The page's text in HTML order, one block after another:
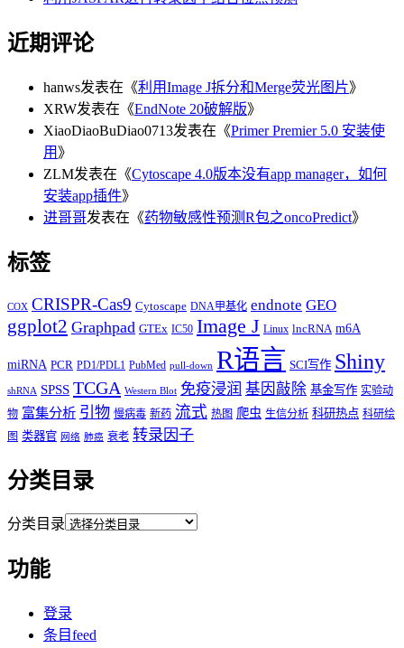
近期评论
hanws发表在《利用Image J拆分和Merge荧光图片》
XRW发表在《EndNote 20破解版》
XiaoDiaoBuDiao0713发表在《Primer Premier 5.0 安装使
用 》
ZLM发表在《Cytoscape 4.0版本没有app manager，如何
安装app插件》
进哥哥发表在《药物敏感性预测R包之oncoPredict》
标签
COX CRISPR-Cas9 Cytoscape DNA甲基化 endnote GEO
ggplot2 Graphpad GTEx IC50 Image J Linux lncRNA m6A
miRNA PCR PD1/PDL1 PubMed pull-down R语言 SCI写作 Shiny
shRNA SPSS TCGA Western Blot 免疫浸润 基因敲除 基金写作 实验动
物 富集分析 引物 慢病毒 新药 流式 热图 爬虫 生信分析 科研热点 科研绘
图 类器官 网络 肺癌 衰老 转录因子
分类目录
分类目录
功能
登录
条目feed